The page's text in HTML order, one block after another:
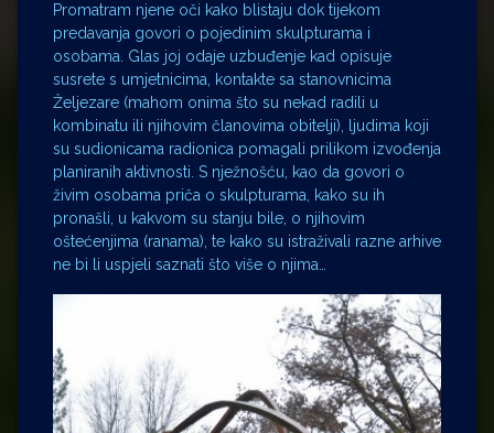
Promatram njene oči kako blistaju dok tijekom
predavanja govori o pojedinim skulpturama i
osobama. Glas joj odaje uzbuđenje kad opisuje
susrete s umjetnicima, kontakte sa stanovnicima
Željezare (mahom onima što su nekad radili u
kombinatu ili njihovim članovima obitelji), ljudima koji
su sudionicama radionica pomagali prilikom izvođenja
planiranih aktivnosti. S nježnošću, kao da govori o
živim osobama priča o skulpturama, kako su ih
pronašli, u kakvom su stanju bile, o njihovim
oštećenjima (ranama), te kako su istraživali razne arhive
ne bi li uspjeli saznati što više o njima…